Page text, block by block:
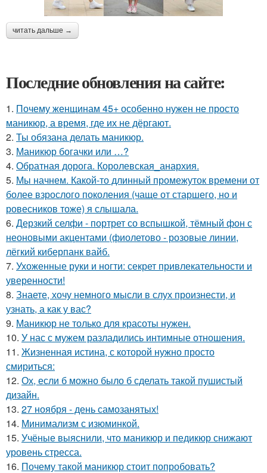
читать дальше →
Последние обновления на сайте:
1. Почему женщинам 45+ особенно нужен не просто
маникюр, а время, где их не дёргают.
2. Ты обязана делать маникюр.
3. Маникюр богачки или …?
4. Обратная дорога. Королевская_анархия.
5. Мы начнем. Какой-то длинный промежуток времени от
более взрослого поколения (чаще от старшего, но и
ровесников тоже) я слышала.
6. Дерзкий селфи - портрет со вспышкой, тёмный фон с
неоновыми акцентами (фиолетово - розовые линии,
лёгкий киберпанк вайб.
7. Ухоженные руки и ногти: секрет привлекательности и
уверенности!
8. Знаете, хочу немного мысли в слух произнести, и
узнать, а как у вас?
9. Маникюр не только для красоты нужен.
10. У нас с мужем разладились интимные отношения.
11. Жизненная истина, с которой нужно просто
смириться:
12. Ох, если б можно было б сделать такой пушистый
дизайн.
13. 27 ноября - день самозанятых!
14. Минимализм с изюминкой.
15. Учёные выяснили, что маникюр и педикюр снижают
уровень стресса.
16. Почему такой маникюр стоит попробовать?